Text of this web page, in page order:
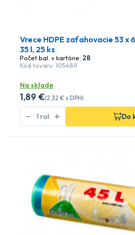
Vrece HDPE zaťahovacie 53 x
35 l, 25 ks
Počet bal. v kartóne: 28
Kód tovaru: 105489
Na sklade
1,89 €(2,32 € s DPH)
Do